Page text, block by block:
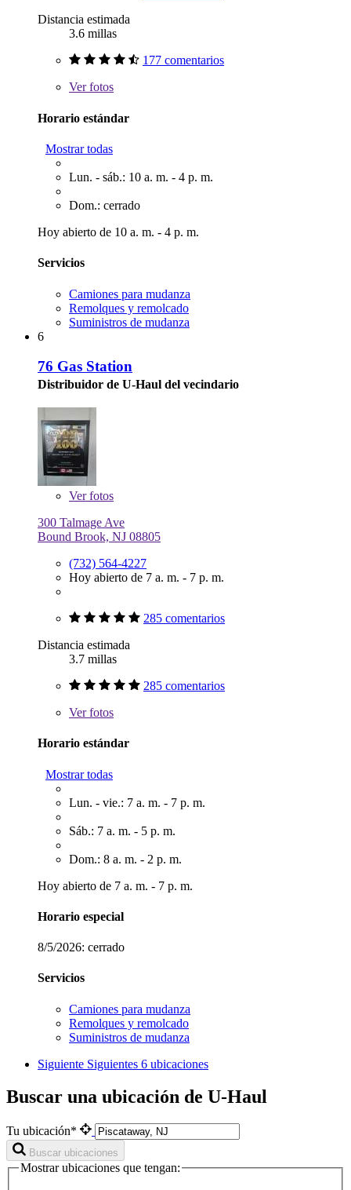
Distancia estimada
3.6 millas
177 comentarios
Verfotos
Horario estándar
Mostrar todas
Lun. - sáb.: 10 a. m. - 4 p. m.
Dom.: cerrado
Hoy abierto de 10 a. m. - 4 p. m.
Servicios
Camiones para mudanza
Remolques y remolcado
Suministros de mudanza
6
76 Gas Station
Distribuidor de U-Haul del vecindario
Verfotos
300 Talmage Ave
Bound Brook, NJ 08805
(732) 564-4227
Hoy abierto de 7 a. m. - 7 p. m.
285 comentarios
Distancia estimada
3.7 millas
285 comentarios
Verfotos
Horario estándar
Mostrar todas
Lun. - vie.: 7 a. m. - 7 p. m.
Sáb.: 7 a. m. - 5 p. m.
Dom.: 8 a. m. - 2 p. m.
Hoy abierto de 7 a. m. - 7 p. m.
Horario especial
8/5/2026: cerrado
Servicios
Camiones para mudanza
Remolques y remolcado
Suministros de mudanza
Siguiente Siguientes 6 ubicaciones
Buscar una ubicación de U-Haul
Tu ubicación*
Buscar ubicaciones
Mostrar ubicaciones que tengan: